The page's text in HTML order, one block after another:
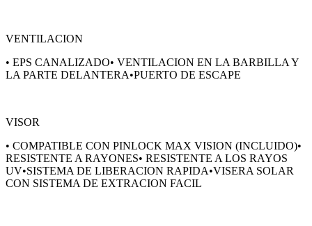
VENTILACION
• EPS CANALIZADO• VENTILACION EN LA BARBILLA Y
LA PARTE DELANTERA•PUERTO DE ESCAPE
VISOR
• COMPATIBLE CON PINLOCK MAX VISION (INCLUIDO)•
RESISTENTE A RAYONES• RESISTENTE A LOS RAYOS
UV•SISTEMA DE LIBERACION RAPIDA•VISERA SOLAR
CON SISTEMA DE EXTRACION FACIL